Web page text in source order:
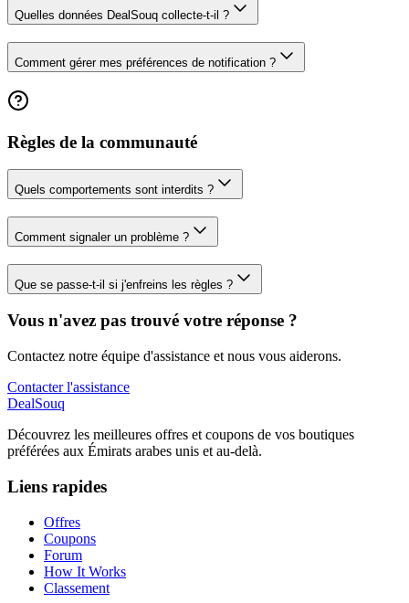
Quelles données DealSouq collecte-t-il ?
Comment gérer mes préférences de notification ?
Règles de la communauté
Quels comportements sont interdits ?
Comment signaler un problème ?
Que se passe-t-il si j'enfreins les règles ?
Vous n'avez pas trouvé votre réponse ?
Contactez notre équipe d'assistance et nous vous aiderons.
Contacter l'assistance
DealSouq
Découvrez les meilleures offres et coupons de vos boutiques
préférées aux Émirats arabes unis et au-delà.
Liens rapides
Offres
Coupons
Forum
How It Works
Classement